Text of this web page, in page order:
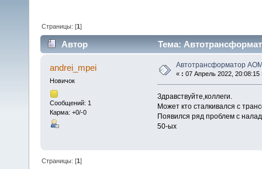
Страницы: [1]
Автор Тема:
andrei_mpei
Новичок
Сообщений: 1
Карма: +0/-0
Автотрансформатор
« : 07 Апрель 2022, 20:08:15
Здравствуйте,коллеги.
Может кто сталкивался с
Появился ряд проблем с
50-ых
Страницы: [1]